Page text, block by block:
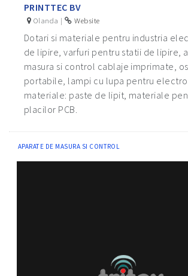
PRINTTEC BV
Olanda | Website
Dotari si materiale pentru industria
de lipire, varfuri pentru statii de lipire,
masura si control cablaje imprimate,
portabile, lampi cu lupa pentru
materiale: paste de lipit, materiale
placilor PCB.
APARATE DE MASURA SI CONTROL